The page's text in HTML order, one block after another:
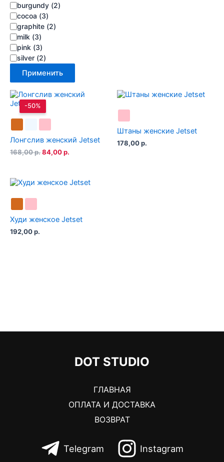
burgundy (2)
cocoa (3)
graphite (2)
milk (3)
pink (3)
silver (2)
Применить
-50%
Лонгслив женский Jetset
168,00р.Первоначальная
84,00р.
Штаны женские Jetset
178,00р.
Худи женское Jetset
192,00р.
DOT STUDIO
ГЛАВНАЯ
ОПЛАТА И ДОСТАВКА
ВОЗВРАТ
Telegram Instagram